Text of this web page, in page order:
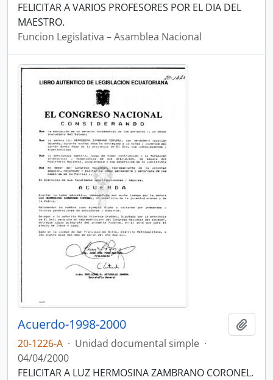
FELICITAR A VARIOS PROFESORES POR EL DIA DEL
MAESTRO.
Funcion Legislativa – Asamblea Nacional
Acuerdo-1998-2000
20-1226-A · Unidad documental simple ·
04/04/2000
FELICITAR A LUZ HERMOSINA ZAMBRANO CORONEL.